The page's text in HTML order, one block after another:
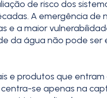
de risco dos
A emergência
e a maior
da água não pode ser
e produtos que
se apenas na